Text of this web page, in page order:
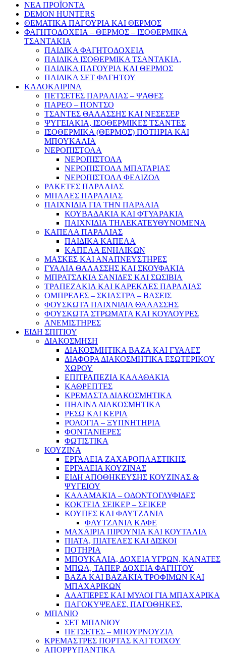
ΝΕΑ ΠΡΟΪΟΝΤΑ
DEMON HUNTERS
ΘΕΜΑΤΙΚΑ ΠΑΓΟΥΡΙΑ ΚΑΙ ΘΕΡΜΟΣ
ΦΑΓΗΤΟΔΟΧΕΙΑ – ΘΕΡΜΟΣ – ΙΣΟΘΕΡΜΙΚΑ
ΤΣΑΝΤΑΚΙΑ
ΠΑΙΔΙΚΑ ΦΑΓΗΤΟΔΟΧΕΙΑ
ΠΑΙΔΙΚΑ ΙΣΟΘΕΡΜΙΚΑ ΤΣΑΝΤΑΚΙΑ,
ΠΑΙΔΙΚΑ ΠΑΓΟΥΡΙΑ ΚΑΙ ΘΕΡΜΟΣ
ΠΑΙΔΙΚΑ ΣΕΤ ΦΑΓΗΤΟΥ
ΚΑΛΟΚΑΙΡΙΝΑ
ΠΕΤΣΕΤΕΣ ΠΑΡΑΛΙΑΣ – ΨΑΘΕΣ
ΠΑΡΕΟ – ΠΟΝΤΣΟ
ΤΣΑΝΤΕΣ ΘΑΛΑΣΣΗΣ ΚΑΙ ΝΕΣΕΣΕΡ
ΨΥΓΕΙΑΚΙΑ, ΙΣΟΘΕΡΜΙΚΕΣ ΤΣΑΝΤΕΣ
ΙΣΟΘΕΡΜΙΚΑ (ΘΕΡΜΟΣ) ΠΟΤΗΡΙΑ ΚΑΙ
ΜΠΟΥΚΑΛΙΑ
ΝΕΡΟΠΙΣΤΟΛΑ
ΝΕΡΟΠΙΣΤΟΛΑ
ΝΕΡΟΠΙΣΤΟΛΑ ΜΠΑΤΑΡΙΑΣ
ΝΕΡΟΠΙΣΤΟΛΑ ΦΕΛΙΖΟΛ
ΡΑΚΕΤΕΣ ΠΑΡΑΛΙΑΣ
ΜΠΑΛΕΣ ΠΑΡΑΛΙΑΣ
ΠΑΙΧΝΙΔΙΑ ΓΙΑ ΤΗΝ ΠΑΡΑΛΙΑ
ΚΟΥΒΑΔΑΚΙΑ ΚΑΙ ΦΤΥΑΡΑΚΙΑ
ΠΑΙΧΝΙΔΙΑ ΤΗΛΕΚΑΤΕΥΘΥΝΟΜΕΝΑ
ΚΑΠΕΛΑ ΠΑΡΑΛΙΑΣ
ΠΑΙΔΙΚΑ ΚΑΠΕΛΑ
ΚΑΠΕΛΑ ΕΝΗΛΙΚΩΝ
ΜΑΣΚΕΣ ΚΑΙ ΑΝΑΠΝΕΥΣΤΗΡΕΣ
ΓΥΑΛΙΑ ΘΑΛΑΣΣΗΣ ΚΑΙ ΣΚΟΥΦΑΚΙΑ
ΜΠΡΑΤΣΑΚΙΑ ΣΑΝΙΔΕΣ ΚΑΙ ΣΩΣΙΒΙΑ
ΤΡΑΠΕΖΑΚΙΑ ΚΑΙ ΚΑΡΕΚΛΕΣ ΠΑΡΑΛΙΑΣ
ΟΜΠΡΕΛΕΣ – ΣΚΙΑΣΤΡΑ – ΒΑΣΕΙΣ
ΦΟΥΣΚΩΤΑ ΠΑΙΧΝΙΔΙΑ ΘΑΛΑΣΣΗΣ
ΦΟΥΣΚΩΤΑ ΣΤΡΩΜΑΤΑ ΚΑΙ ΚΟΥΛΟΥΡΕΣ
ΑΝΕΜΙΣΤΗΡΕΣ
ΕΙΔΗ ΣΠΙΤΙΟΥ
ΔΙΑΚΟΣΜΗΣΗ
ΔΙΑΚΟΣΜΗΤΙΚΑ ΒΑΖΑ ΚΑΙ ΓΥΑΛΕΣ
ΔΙΑΦΟΡΑ ΔΙΑΚΟΣΜΗΤΙΚΑ ΕΣΩΤΕΡΙΚΟΥ
ΧΩΡΟΥ
ΕΠΙΤΡΑΠΕΖΙΑ ΚΑΛΑΘΑΚΙΑ
ΚΑΘΡΕΠΤΕΣ
ΚΡΕΜΑΣΤΑ ΔΙΑΚΟΣΜΗΤΙΚΑ
ΠΗΛΙΝΑ ΔΙΑΚΟΣΜΗΤΙΚΑ
ΡΕΣΩ ΚΑΙ ΚΕΡΙΑ
ΡΟΛΟΓΙΑ – ΞΥΠΝΗΤΗΡΙΑ
ΦΟΝΤΑΝΙΕΡΕΣ
ΦΩΤΙΣΤΙΚΑ
ΚΟΥΖΙΝΑ
ΕΡΓΑΛΕΙΑ ΖΑΧΑΡΟΠΛΑΣΤΙΚΗΣ
ΕΡΓΑΛΕΙΑ ΚΟΥΖΙΝΑΣ
ΕΙΔΗ ΑΠΟΘΗΚΕΥΣΗΣ ΚΟΥΖΙΝΑΣ &
ΨΥΓΕΙΟΥ
ΚΑΛΑΜΑΚΙΑ – ΟΔΟΝΤΟΓΛΥΦΙΔΕΣ
ΚΟΚΤΕΙΛ ΣΕΙΚΕΡ – ΣΕΙΚΕΡ
ΚΟΥΠΕΣ ΚΑΙ ΦΛΥΤΖΑΝΙΑ
ΦΛΥΤΖΑΝΙΑ ΚΑΦΕ
ΜΑΧΑΙΡΙΑ ΠΙΡΟΥΝΙΑ ΚΑΙ ΚΟΥΤΑΛΙΑ
ΠΙΑΤΑ, ΠΙΑΤΕΛΕΣ ΚΑΙ ΔΙΣΚΟΙ
ΠΟΤΗΡΙΑ
ΜΠΟΥΚΑΛΙΑ, ΔΟΧΕΙΑ ΥΓΡΩΝ, ΚΑΝΑΤΕΣ
ΜΠΩΛ, ΤΑΠΕΡ, ΔΟΧΕΙΑ ΦΑΓΗΤΟΥ
ΒΑΖΑ ΚΑΙ ΒΑΖΑΚΙΑ ΤΡΟΦΙΜΩΝ ΚΑΙ
ΜΠΑΧΑΡΙΚΩΝ
ΑΛΑΤΙΕΡΕΣ ΚΑΙ ΜΥΛΟΙ ΓΙΑ ΜΠΑΧΑΡΙΚΑ
ΠΑΓΟΚΥΨΕΛΕΣ, ΠΑΓΟΘΗΚΕΣ,
ΜΠΑΝΙΟ
ΣΕΤ ΜΠΑΝΙΟΥ
ΠΕΤΣΕΤΕΣ – ΜΠΟΥΡΝΟΥΖΙΑ
ΚΡΕΜΑΣΤΡΕΣ ΠΟΡΤΑΣ ΚΑΙ ΤΟΙΧΟΥ
ΑΠΟΡΡΥΠΑΝΤΙΚΑ